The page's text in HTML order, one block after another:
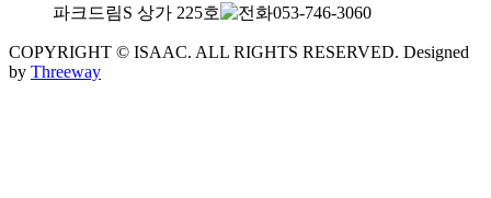
파크드림S 상가 225호
053-746-3060
COPYRIGHT © ISAAC. ALL RIGHTS RESERVED. Designed
by Threeway